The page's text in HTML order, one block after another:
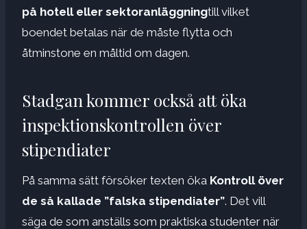
på hotell eller sektoranläggningtill vilket
boendet betalas när de måste flytta och
åtminstone en måltid om dagen.
Stadgan kommer också att öka
inspektionskontrollen över
stipendiater
På samma sätt försöker texten öka Kontroll över
de så kallade ”falska stipendiater”. Det vill
säga de som anställs som praktiska studenter när